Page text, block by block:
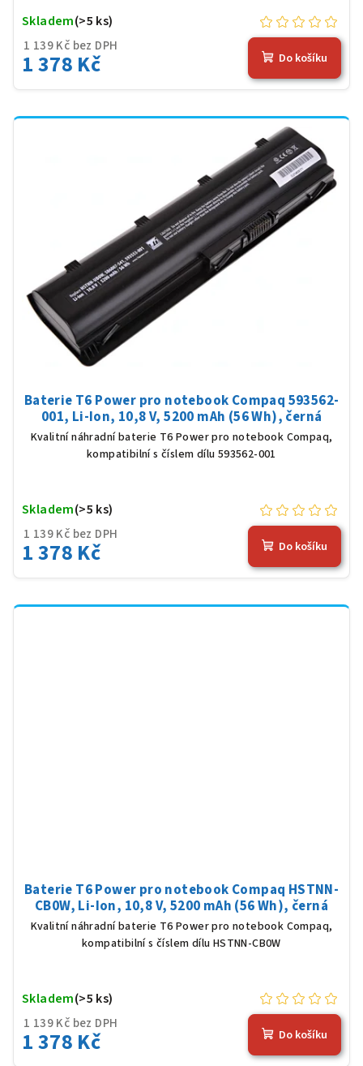
1 139 Kč bez DPH
1 378 Kč
Skladem(>5 ks)
Do košíku
Baterie T6 Power pro notebook Compaq 593562-
001, Li-Ion, 10,8 V, 5200 mAh (56 Wh), černá
Kvalitní náhradní baterie T6 Power pro notebook Compaq,
kompatibilní s číslem dílu 593562-001
1 139 Kč bez DPH
1 378 Kč
Skladem(>5 ks)
Do košíku
Baterie T6 Power pro notebook Compaq HSTNN-
CB0W, Li-Ion, 10,8 V, 5200 mAh (56 Wh), černá
Kvalitní náhradní baterie T6 Power pro notebook Compaq,
kompatibilní s číslem dílu HSTNN-CB0W
1 139 Kč bez DPH
1 378 Kč
Skladem(>5 ks)
Do košíku